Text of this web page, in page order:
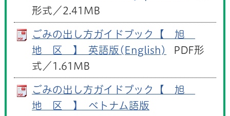
形式／2.41MB
ごみの出し方ガイドブック【 旭
地 区 】_英語版(English)
PDF形
式／1.61MB
ごみの出し方ガイドブック【 旭
地 区 】_ベトナム語版